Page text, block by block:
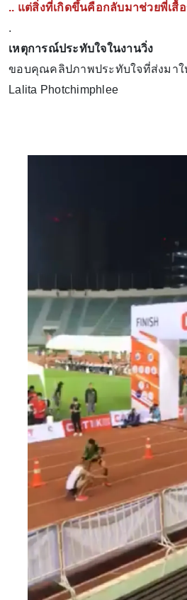
.. แต่สิ่งที่เกิดขึ้นคือกลับมาช่วยพี่เสื้
.
เหตุการณ์ประทับใจในงานวิ่ง
ขอบคุณคลิปภาพประทับใจที่ส่งมา
Lalita Photchimphlee